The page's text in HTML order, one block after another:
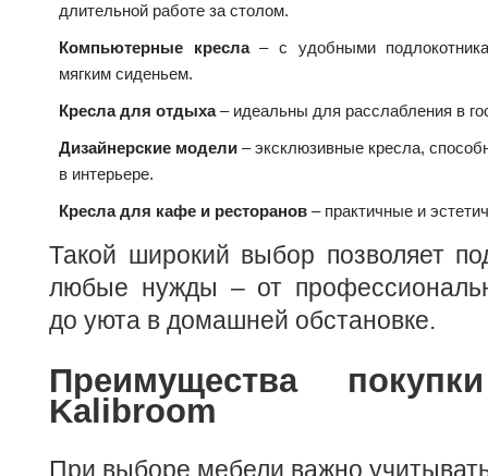
длительной работе за столом.
Компьютерные кресла– с удобными
мягким сиденьем.
Кресла для отдыха– идеальны для расслабления в
Дизайнерские модели – эксклюзивные кресла,
в интерьере.
Кресла для кафе и ресторанов – практичные и
Такой широкий выбор позволяет
любые нужды – от
до уюта в домашней обстановке.
Преимущества
Kalibroom
При выборе мебели важно